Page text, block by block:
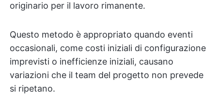
originario per il lavoro rimanente.
Questo metodo è appropriato quando eventi
occasionali, come costi iniziali di configurazione
imprevisti o inefficienze iniziali, causano
variazioni che il team del progetto non prevede
si ripetano.